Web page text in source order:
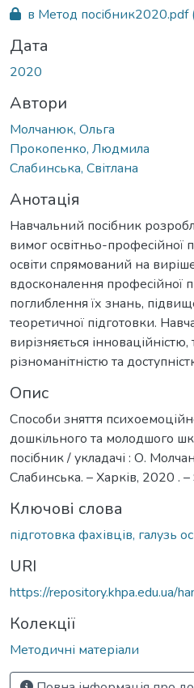
в Метод посібник2020.pdf
Дата
2020
Автори
Молчанюк, Ольга
Прокопенко, Людмила
Слабинська, Світлана
Анотація
Навчальний посібник
вимог освітньо-професійної
освіти спрямований на
вдосконалення професійної
поглиблення їх знань,
теоретичної підготовки.
вирізняється
різноманітністю та
Опис
Способи зняття
дошкільного та молодшого
посібник / укладачі : О.
Слабинська. – Харків, 2020 . –
Ключові слова
підготовка фахівців, галузь
URI
https://repository.khpa.edu.ua/
Колекції
Методичні матеріали